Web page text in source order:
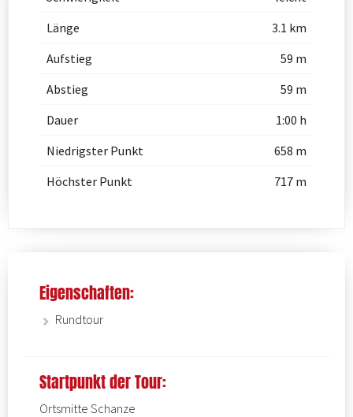
Länge
3.1 km
Aufstieg
59 m
Abstieg
59 m
Dauer
1:00 h
Niedrigster Punkt
658 m
Höchster Punkt
717 m
Eigenschaften:
Rundtour
Startpunkt der Tour:
Ortsmitte Schanze